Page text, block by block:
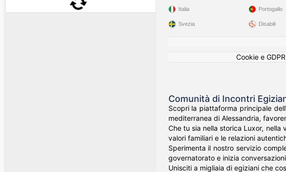
Italia
Svezia
Portogallo
Disabili
Cookie e GDPR
Comunità di Incontri
Scopri la piattaforma principale
mediterranea di Alessandria,
Che tu sia nella storica Luxor,
valori familiari e le relazioni
Sperimenta il nostro servizio
governatorato e inizia
Unisciti a migliaia di egiziani che